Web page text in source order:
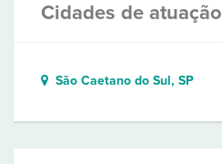
Cidades de atuação
São Caetano do Sul, SP